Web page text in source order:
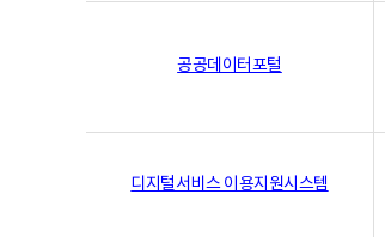
공공데이터포털
디지털서비스 이용지원시스템